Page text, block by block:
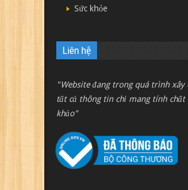
Sức khỏe
Liên hệ
"Website đang trong quá trình xây
tất cả thông tin chỉ mang tính chất
khảo"